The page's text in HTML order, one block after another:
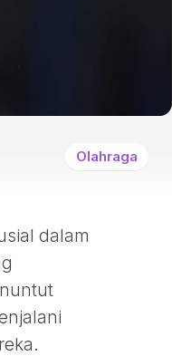
Olahraga
dalam